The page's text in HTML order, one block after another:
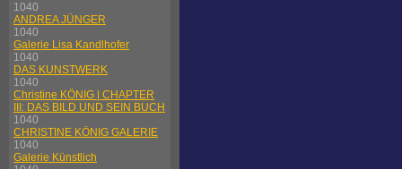
1040
ANDREA JÜNGER
1040
Galerie Lisa Kandlhofer
1040
DAS KUNSTWERK
1040
Christine KÖNIG | CHAPTER
III: DAS BILD UND SEIN BUCH
1040
CHRISTINE KÖNIG GALERIE
1040
Galerie Künstlich